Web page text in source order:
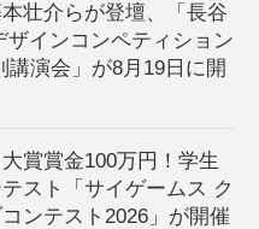
壮介らが登壇、「長谷
ザインコンペティション
講演会」が8月19日に開
大賞賞金100万円！学生
スト「サイゲームス ク
ンテスト2026」が開催